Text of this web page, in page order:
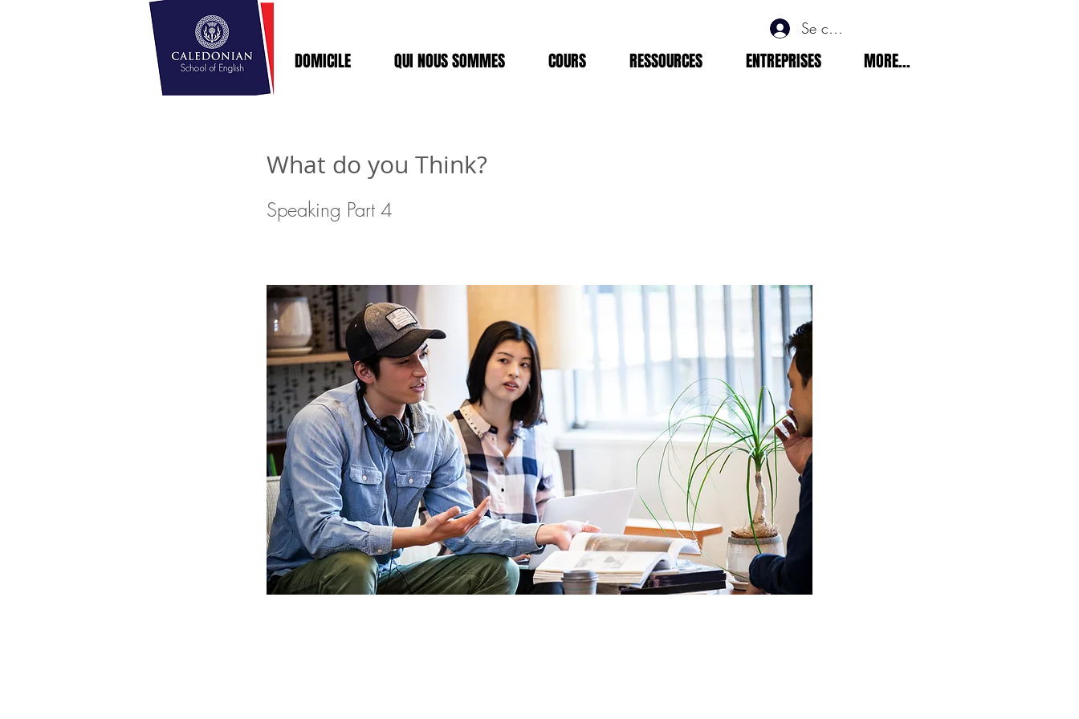
Se connecter
DOMICILE QUI NOUS SOMMES COURS RESSOURCES ENTREPRISES MORE...
What do you Think?
Speaking Part 4